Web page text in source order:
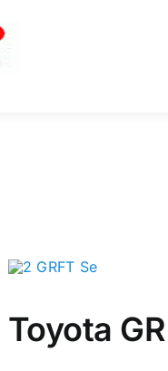
Toyota